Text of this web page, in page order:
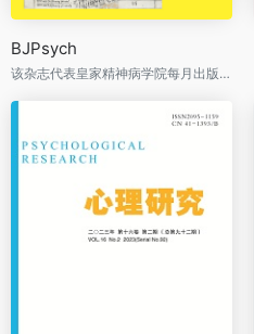
BJPsych
该杂志代表皇家精神病学院每月出版，致力于改善精神疾病的预防、调查、诊断、治疗和护理，以及在全球范围内促进心理健康。